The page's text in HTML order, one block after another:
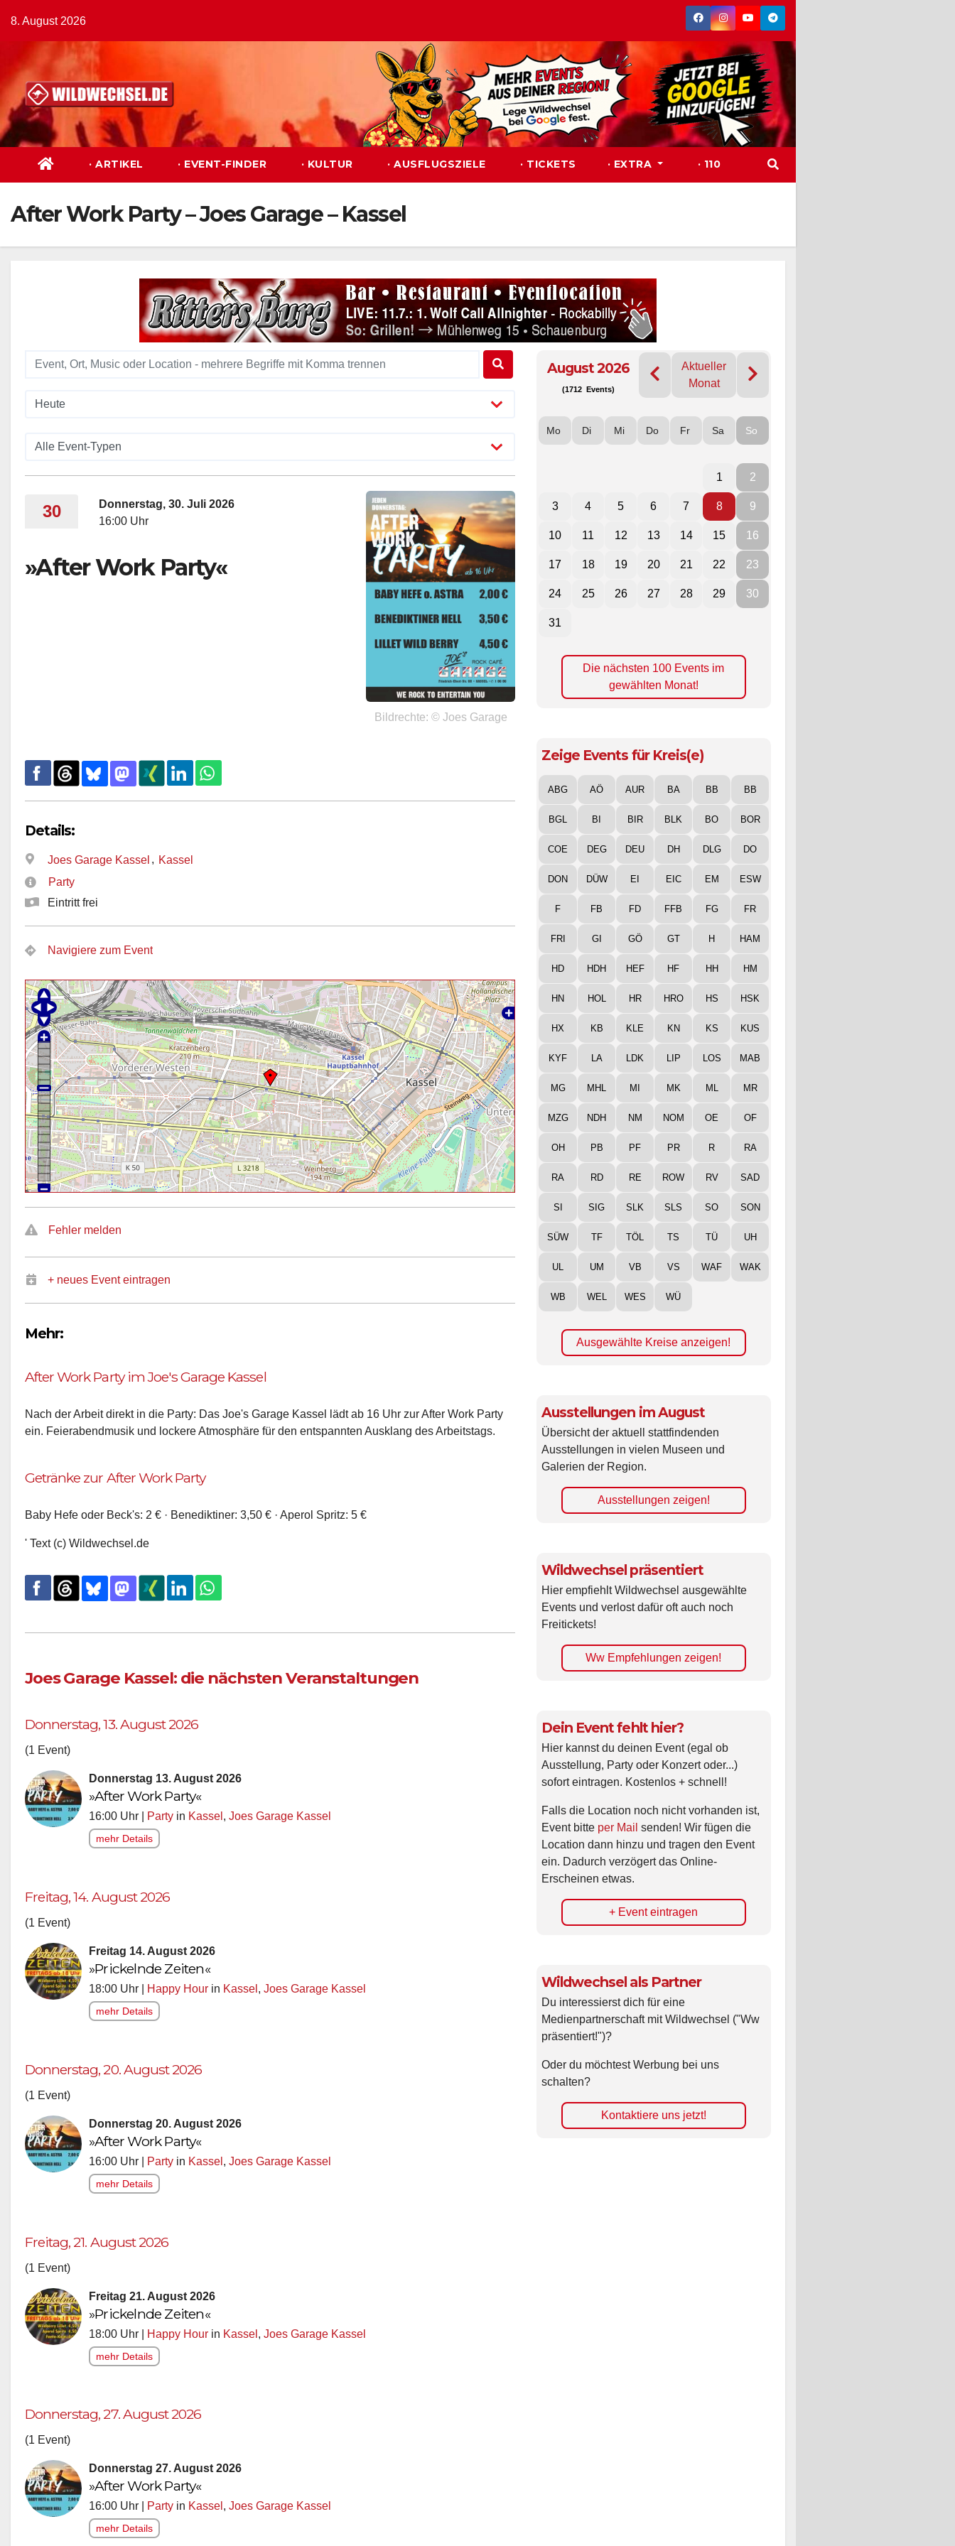
Inhalt
springen
8. August 2026
· ARTIKEL · EVENT-FINDER · KULTUR · AUSFLUGSZIELE · TICKETS · EXTRA · 110
After Work Party – Joes Garage – Kassel
30
Donnerstag, 30. Juli 2026
16:00 Uhr
»After Work Party«
Bildrechte: © Joes Garage
Details:
Joes Garage Kassel , Kassel
Party
Eintritt frei
Navigiere zum Event
Fehler melden
+ neues Event eintragen
Mehr:
After Work Party im Joe's Garage Kassel
Nach der Arbeit direkt in die Party: Das Joe's Garage Kassel lädt ab 16 Uhr zur After Work Party
ein. Feierabendmusik und lockere Atmosphäre für den entspannten Ausklang des Arbeitstags.
Getränke zur After Work Party
Baby Hefe oder Beck's: 2 € · Benediktiner: 3,50 € · Aperol Spritz: 5 €
' Text (c) Wildwechsel.de
Joes Garage Kassel: die nächsten Veranstaltungen
Donnerstag, 13. August 2026
(1 Event)
Donnerstag 13. August 2026
»After Work Party«
16:00 Uhr | Party in Kassel , Joes Garage Kassel
mehr Details
Freitag, 14. August 2026
(1 Event)
Freitag 14. August 2026
»Prickelnde Zeiten«
18:00 Uhr | Happy Hour in Kassel , Joes Garage Kassel
mehr Details
Donnerstag, 20. August 2026
(1 Event)
Donnerstag 20. August 2026
»After Work Party«
16:00 Uhr | Party in Kassel , Joes Garage Kassel
mehr Details
Freitag, 21. August 2026
(1 Event)
Freitag 21. August 2026
»Prickelnde Zeiten«
18:00 Uhr | Happy Hour in Kassel , Joes Garage Kassel
mehr Details
Donnerstag, 27. August 2026
(1 Event)
Donnerstag 27. August 2026
»After Work Party«
16:00 Uhr | Party in Kassel , Joes Garage Kassel
mehr Details
August 2026
(1712 Events)
Aktueller
Monat
Mo Di Mi Do Fr Sa So
1 2
3 4 5 6 7 8 9
10 11 12 13 14 15 16
17 18 19 20 21 22 23
24 25 26 27 28 29 30
31
Die nächsten 100 Events im
gewählten Monat!
Zeige Events für Kreis(e)
ABG AÖ AUR BA BB BB
BGL BI BIR BLK BO BOR
COE DEG DEU DH DLG DO
DON DÜW EI EIC EM ESW
F FB FD FFB FG FR
FRI GI GÖ GT H HAM
HD HDH HEF HF HH HM
HN HOL HR HRO HS HSK
HX KB KLE KN KS KUS
KYF LA LDK LIP LOS MAB
MG MHL MI MK ML MR
MZG NDH NM NOM OE OF
OH PB PF PR R RA
RA RD RE ROW RV SAD
SI SIG SLK SLS SO SON
SÜW TF TÖL TS TÜ UH
UL UM VB VS WAF WAK
WB WEL WES WÜ
Ausgewählte Kreise anzeigen!
Ausstellungen im August
Übersicht der aktuell stattfindenden
Ausstellungen in vielen Museen und
Galerien der Region.
Ausstellungen zeigen!
Wildwechsel präsentiert
Hier empfiehlt Wildwechsel ausgewählte
Events und verlost dafür oft auch noch
Freitickets!
Ww Empfehlungen zeigen!
Dein Event fehlt hier?
Hier kannst du deinen Event (egal ob
Ausstellung, Party oder Konzert oder...)
sofort eintragen. Kostenlos + schnell!
Falls die Location noch nicht vorhanden ist,
Event bitte per Mail senden! Wir fügen die
Location dann hinzu und tragen den Event
ein. Dadurch verzögert das Online-
Erscheinen etwas.
+ Event eintragen
Wildwechsel als Partner
Du interessierst dich für eine
Medienpartnerschaft mit Wildwechsel ("Ww
präsentiert!")?
Oder du möchtest Werbung bei uns
schalten?
Kontaktiere uns jetzt!